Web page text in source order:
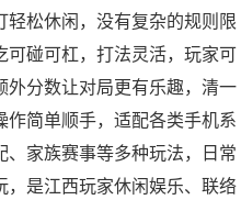
松休闲，没有复杂的规则限
碰可杠，打法灵活，玩家可
外分数让对局更有乐趣，清一
简单顺手，适配各类手机系
家族赛事等多种玩法，日常
是江西玩家休闲娱乐、联络